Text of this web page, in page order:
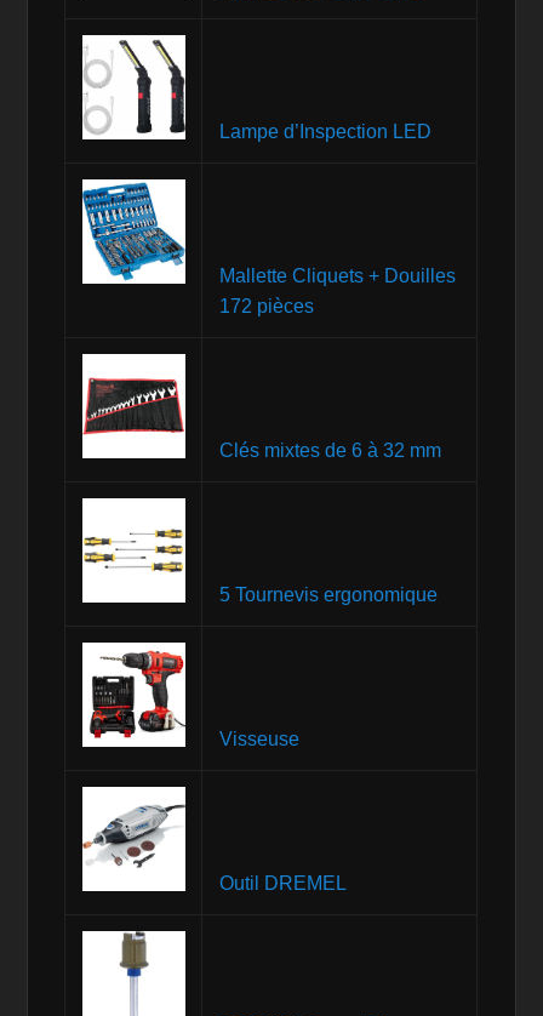
Lampe d’Inspection LED
Mallette Cliquets + Douilles
172 pièces
Clés mixtes de 6 à 32 mm
5 Tournevis ergonomique
Visseuse
Outil DREMEL